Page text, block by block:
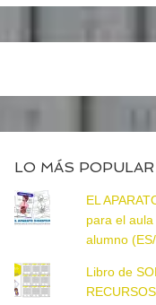
LO MÁS POPULAR
EL
para el
alumno
Libro de